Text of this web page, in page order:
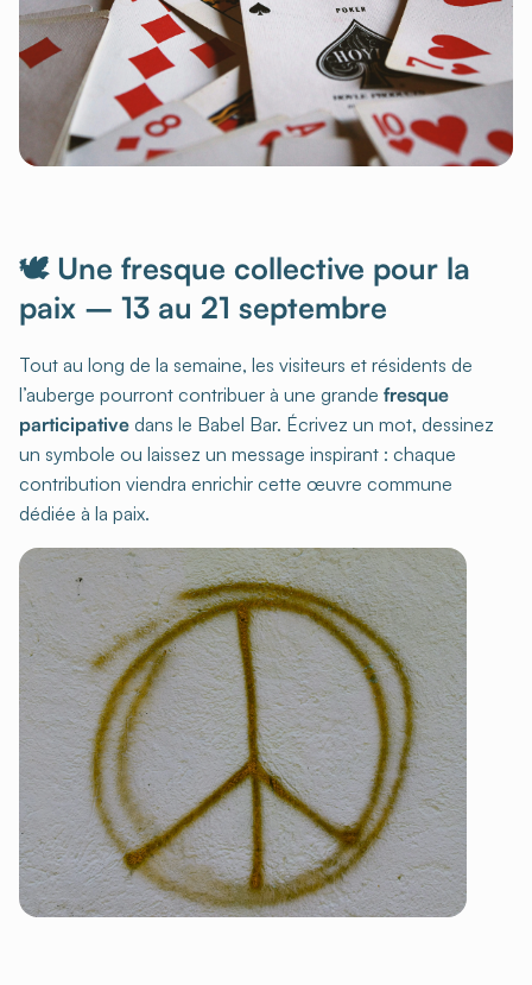
🕊 Une fresque collective pour la
paix – 13 au 21 septembre
Tout au long de la semaine, les visiteurs et résidents de
l’auberge pourront contribuer à une grande fresque
participative dans le Babel Bar. Écrivez un mot, dessinez
un symbole ou laissez un message inspirant : chaque
contribution viendra enrichir cette œuvre commune
dédiée à la paix.